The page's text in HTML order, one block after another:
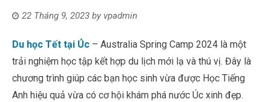
22 Tháng 9, 2023 by vpadmin
Du học Tết tại Úc – Australia Spring Camp 2024 là một
trải nghiệm học tập kết hợp du lịch mới lạ và thú vị. Đây là
chương trình giúp các bạn học sinh vừa được Học Tiếng
Anh hiệu quả vừa có cơ hội khám phá nước Úc xinh đẹp.